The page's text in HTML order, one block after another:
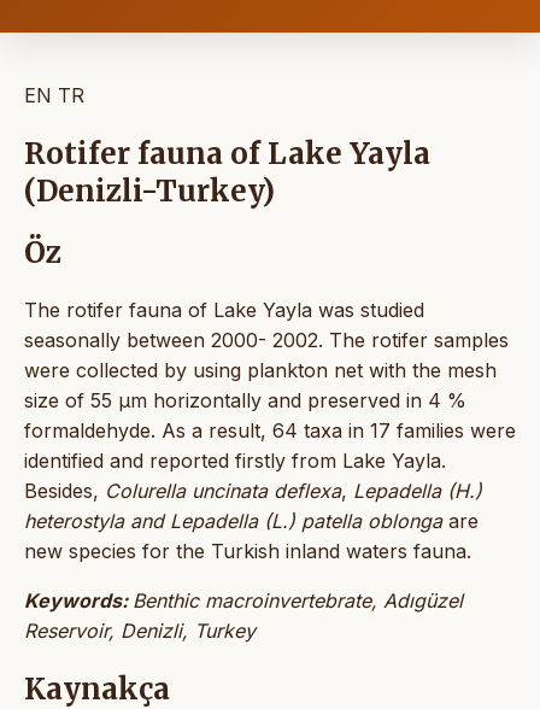
EN TR
Rotifer fauna of Lake Yayla
(Denizli-Turkey)
Öz
The rotifer fauna of Lake Yayla was studied
seasonally between 2000- 2002. The rotifer samples
were collected by using plankton net with the mesh
size of 55 µm horizontally and preserved in 4 %
formaldehyde. As a result, 64 taxa in 17 families were
identified and reported firstly from Lake Yayla.
Besides, Colurella uncinata deflexa, Lepadella (H.)
heterostyla and Lepadella (L.) patella oblongaare
new species for the Turkish inland waters fauna.
Keywords: Benthic macroinvertebrate, Adıgüzel
Reservoir, Denizli, Turkey
Kaynakça